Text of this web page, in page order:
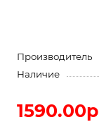
Производитель
Наличие